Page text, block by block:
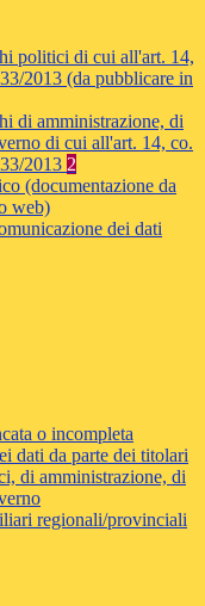
politici di cui all'art. 14,
2013 (da pubblicare in
di amministrazione, di
di cui all'art. 14, co.
2013 2
(documentazione da
web)
dei dati
o incompleta
dati da parte dei titolari
di amministrazione, di
regionali/provinciali